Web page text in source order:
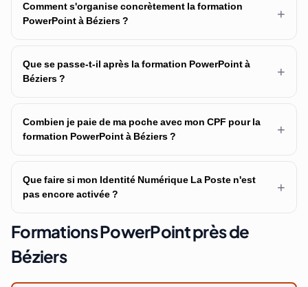
Comment s'organise concrètement la formation
PowerPoint à Béziers ?
+
Que se passe-t-il après la formation PowerPoint à
Béziers ?
+
Combien je paie de ma poche avec mon CPF pour la
formation PowerPoint à Béziers ?
+
Que faire si mon Identité Numérique La Poste n'est
pas encore activée ?
+
Formations PowerPoint près de
Béziers